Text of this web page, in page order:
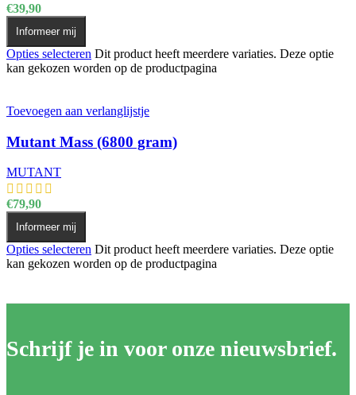
€39,90
Informeer mij
Opties selecteren Dit product heeft meerdere variaties. Deze optie
kan gekozen worden op de productpagina
Toevoegen aan verlanglijstje
Mutant Mass (6800 gram)
MUTANT
€79,90
Informeer mij
Opties selecteren Dit product heeft meerdere variaties. Deze optie
kan gekozen worden op de productpagina
Schrijf je in voor onze nieuwsbrief.